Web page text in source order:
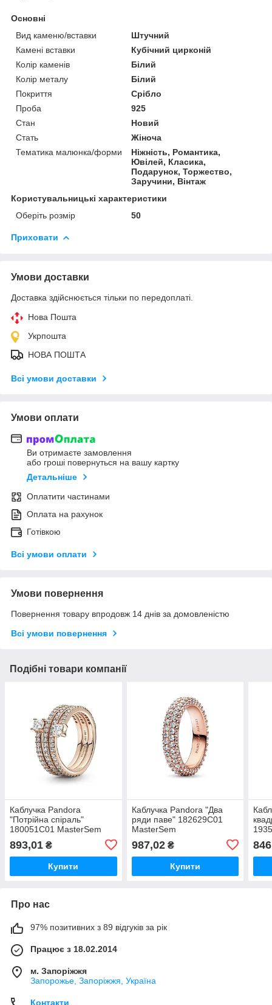
Основні
Вид каменю/вставки
Штучний
Камені вставки
Кубічний цирконій
Колір каменів
Білий
Колір металу
Білий
Покриття
Срібло
Проба
925
Стан
Новий
Стать
Жіноча
Тематика малюнка/форми
Ніжність, Романтика,
Ювілей, Класика,
Подарунок, Торжество,
Заручини, Вінтаж
Користувальницькі характеристики
Оберіть розмір
50
Приховати
Умови доставки
Доставка здійснюється тільки по передоплаті.
Нова Пошта
Укрпошта
НОВА ПОШТА
Всі умови доставки
Умови оплати
Ви отримаєте замовлення
або гроші повернуться на вашу картку
Детальніше
Оплатити частинами
Оплата на рахунок
Готівкою
Всі умови оплати
Умови повернення
Повернення товару впродовж 14 днів за домовленістю
Всі умови повернення
Подібні товари компанії
Каблучка Pandora
"Потрійна спіраль"
180051C01 MasterSem
893,01 ₴
Купити
Каблучка Pandora "Два
ряди паве" 182629C01
MasterSem
987,02₴
Купити
Про нас
97% позитивних з 89 відгуків за рік
Працює з 18.02.2014
м. Запоріжжя
Запорожье, Запоріжжя, Україна
Контакти